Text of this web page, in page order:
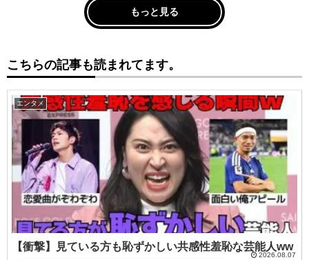
もっと見る
こちらの記事も読まれてます。
エンタメ
【衝撃】見ている方も恥ずかしい共感性羞恥な芸能人ww
2026.08.07